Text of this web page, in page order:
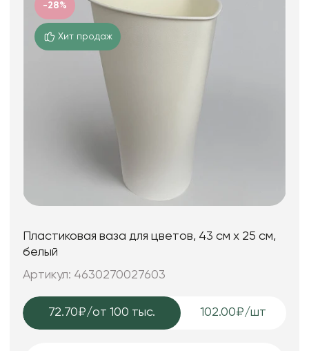
-28%
Хит продаж
Пластиковая ваза для цветов, 43 см х 25 см,
белый
Артикул: 4630270027603
72.70₽/от 100 тыс. 102.00₽/шт